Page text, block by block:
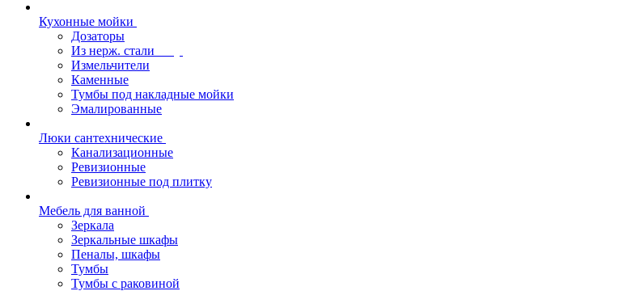
Кухонные мойки
Дозаторы
Из нерж. стали
Измельчители
Каменные
Тумбы под накладные мойки
Эмалированные
Люки сантехнические
Канализационные
Ревизионные
Ревизионные под плитку
Мебель для ванной
Зеркала
Зеркальные шкафы
Пеналы, шкафы
Тумбы
Тумбы с раковиной